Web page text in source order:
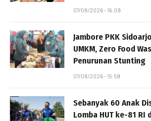
07/08/2026 - 16:09
Jambore PKK
UMKM, Zero Food
Penurunan Stunting
07/08/2026 - 15:59
Sebanyak 60 Anak
Lomba HUT ke-81 RI